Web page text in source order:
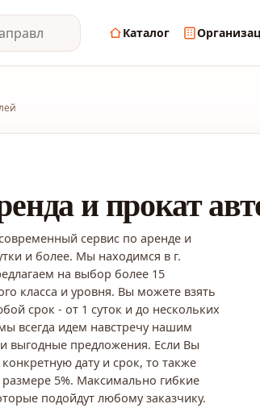
Каталог
и прокат
сервис по аренде и
и более. Мы находимся в г.
на выбор более 15
класса и уровня. Вы можете взять
срок - от 1 суток и до нескольких
всегда идем навстречу нашим
выгодные предложения. Если Вы
дату и срок, то также
5%. Максимально гибкие
подойдут любому заказчику.